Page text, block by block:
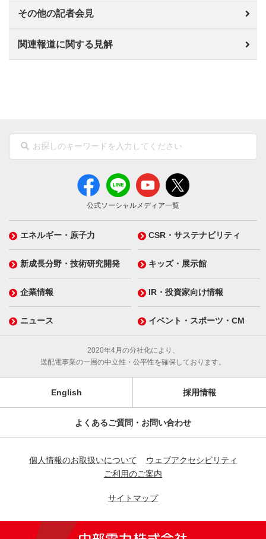
その他の記者会見
関連報道に関する見解
公式ソーシャルメディア一覧
エネルギー・原子力 CSR・サステナビリティ
新成長分野・技術研究開発 キッズ・展示館
企業情報 IR・投資家向け情報
ニュース イベント・スポーツ・CM
2020年4月の分社化により、
送配電事業の一層の中立性・公平性を確保しております。
English 採用情報
よくあるご質問・お問い合わせ
個人情報のお取扱いについて
ウェブアクセシビリティ
ご利用のご案内
サイトマップ